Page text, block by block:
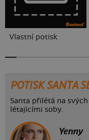
Vlastní potisk
POTISK SANTA
Santa přilétá na
létajícími soby.
Yenny